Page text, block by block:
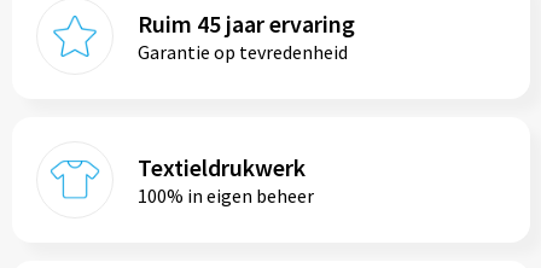
Ruim 45 jaar ervaring
Garantie op tevredenheid
Textieldrukwerk
100% in eigen beheer